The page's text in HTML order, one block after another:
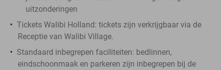
uitzonderingen
Tickets Walibi Holland: tickets zijn verkrijgbaar via de
Receptie van Walibi Village.
Standaard inbegrepen faciliteiten: bedlinnen,
eindschoonmaak en parkeren zijn inbegrepen bij de